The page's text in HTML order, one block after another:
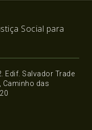
Social para
Edif. Salvador Trade
Caminho das